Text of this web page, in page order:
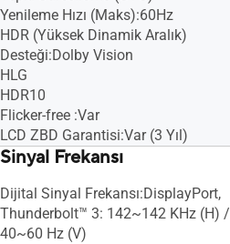
Yenileme Hızı (Maks):60Hz
HDR (Yüksek Dinamik Aralık)
Desteği:Dolby Vision
HLG
HDR10
Flicker-free :Var
LCD ZBD Garantisi:Var (3 Yıl)
Sinyal Frekansı
Dijital Sinyal Frekansı:DisplayPort,
Thunderbolt™ 3: 142~142 KHz (H) /
40~60 Hz (V)